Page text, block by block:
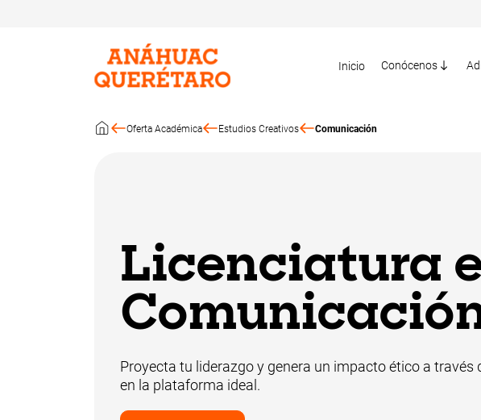
Inicio Conócenos
Oferta Académica Estudios Creativos Comunicación
Licenciatura
Proyecta tu liderazgo y genera un impacto ético a través
en la plataforma ideal.